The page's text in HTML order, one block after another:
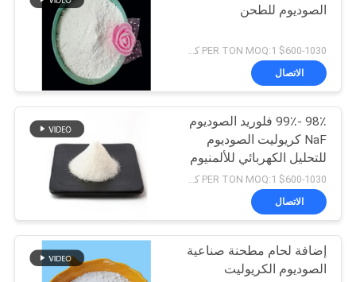
الصوديوم للطحن
$600-1030 PER TON MOQ:1 كجم
الاتصال
98٪ -99٪ فلوريد الصوديوم
NaF كريوليت الصوديوم
للتحليل الكهربائي للألمنيوم
$600-1030 PER TON MOQ:1 كجم
الاتصال
إضافة لحام مطحنة صناعية
الصوديوم الكريوليت